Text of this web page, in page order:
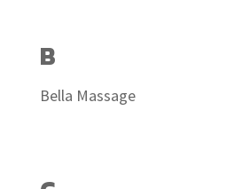
B
Bella Massage